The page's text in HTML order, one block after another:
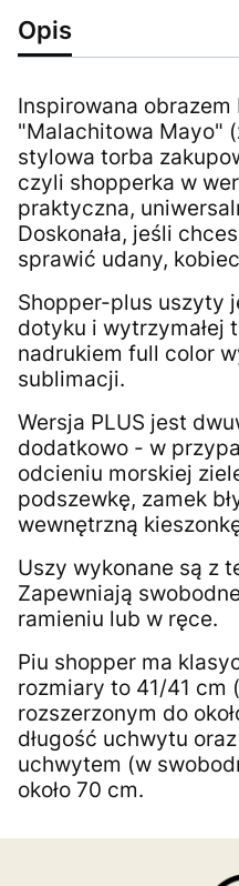
Opis
Inspirowana obrazem
"Malachitowa Mayo"
stylowa torba
czyli shopperka w
praktyczna,
Doskonała, jeśli
sprawić udany,
Shopper-plus uszyty
dotyku i wytrzymałej
nadrukiem full color
sublimacji.
Wersja PLUS jest
dodatkowo - w
odcieniu morskiej
podszewkę, zamek
wewnętrzną
Uszy wykonane są z
Zapewniają
ramieniu lub w ręce.
Piu shopper ma
rozmiary to 41/41 cm
rozszerzonym do
długość uchwytu
uchwytem (w
około 70 cm.